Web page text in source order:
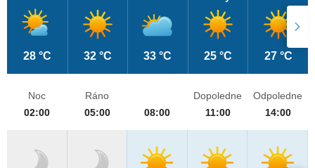
28 °C 32 °C 33 °C 25 °C 27 °C
Noc
02:00
Ráno
05:00
08:00
Dopoledne
11:00
Odpoledne
14:00